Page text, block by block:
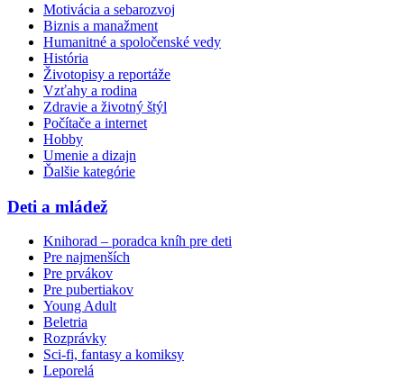
Motivácia a sebarozvoj
Biznis a manažment
Humanitné a spoločenské vedy
História
Životopisy a reportáže
Vzťahy a rodina
Zdravie a životný štýl
Počítače a internet
Hobby
Umenie a dizajn
Ďalšie kategórie
Deti a mládež
Knihorad – poradca kníh pre deti
Pre najmenších
Pre prvákov
Pre pubertiakov
Young Adult
Beletria
Rozprávky
Sci-fi, fantasy a komiksy
Leporelá